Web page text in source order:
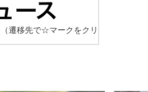
（遷移先で☆マークをクリ